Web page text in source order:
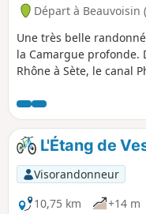
Départ à Beauvoisin
Une très belle
la Camargue profonde.
Rhône à Sète, le canal
magnifique circuit sans
L'Étang de
Visorandonneur
10,75 km
+14 m